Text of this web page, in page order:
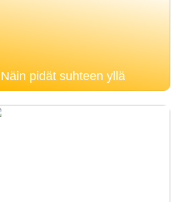
Näin pidät suhteen yllä